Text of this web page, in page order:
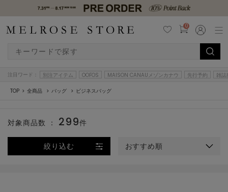
0
注目ワード： 別注アイテム OOFOS MAISON CANAUメゾンカナウ 先行予約 雑誌
TOP 全商品 バッグ ビジネスバッグ
絞り込む おすすめ順
対象商品数 ： 299件